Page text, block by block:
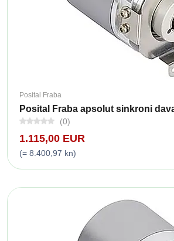
Posital Fraba
Posital Fraba apsolut sinkroni
(0)
1.115,00 EUR
(= 8.400,97 kn)